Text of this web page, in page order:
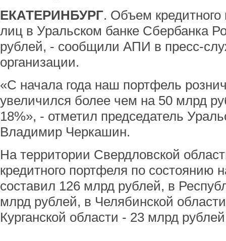
ЕКАТЕРИНБУРГ. Объем
лиц в Уральском банке Сбербанка
рублей, - сообщили АПИ в пресс-
организации.
«С начала года наш портфель
увеличился более чем на 50 млрд
18%», - отметил председатель
Владимир Черкашин.
На территории Свердловской
кредитного портфеля по состоянию
составил 126 млрд рублей, в
млрд рублей, в Челябинской
Курганской области - 23 млрд